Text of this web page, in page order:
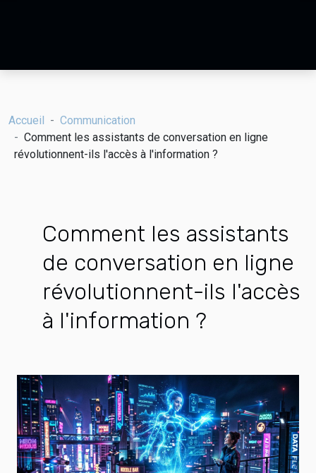
Accueil
Communication
Comment les assistants de conversation en ligne
révolutionnent-ils l'accès à l'information ?
Comment les assistants
de conversation en ligne
révolutionnent-ils l'accès
à l'information ?